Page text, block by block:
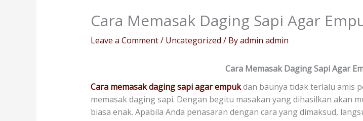
Cara Memasak Daging Sapi Agar
Leave a Comment/ Uncategorized / Byadmin admin
Cara Memasak Daging Sapi Agar
Cara memasak daging sapi agar empukdan baunya tidak terlalu amis
memasak daging sapi. Dengan begitu masakan yang dihasilkan akan
biasa enak. Apabila Anda penasaran dengan cara yang dimaksud,